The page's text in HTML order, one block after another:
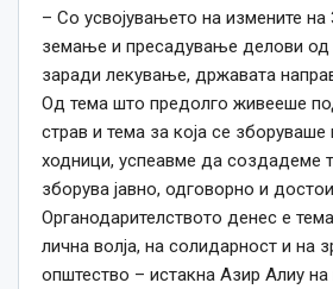
– Со усвојувањето на измените на
земање и пресадување делови од
заради лекување, државата
Од тема што предолго живееше
страв и тема за која се зборуваше
ходници, успеавме да создадеме
зборува јавно, одговорно и
Органодарителството денес е
лична волја, на солидарност и на
општество – истакна Азир Алиу на